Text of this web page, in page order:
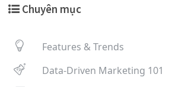
Chuyên mục
Features & Trends
Data-Driven Marketing 101